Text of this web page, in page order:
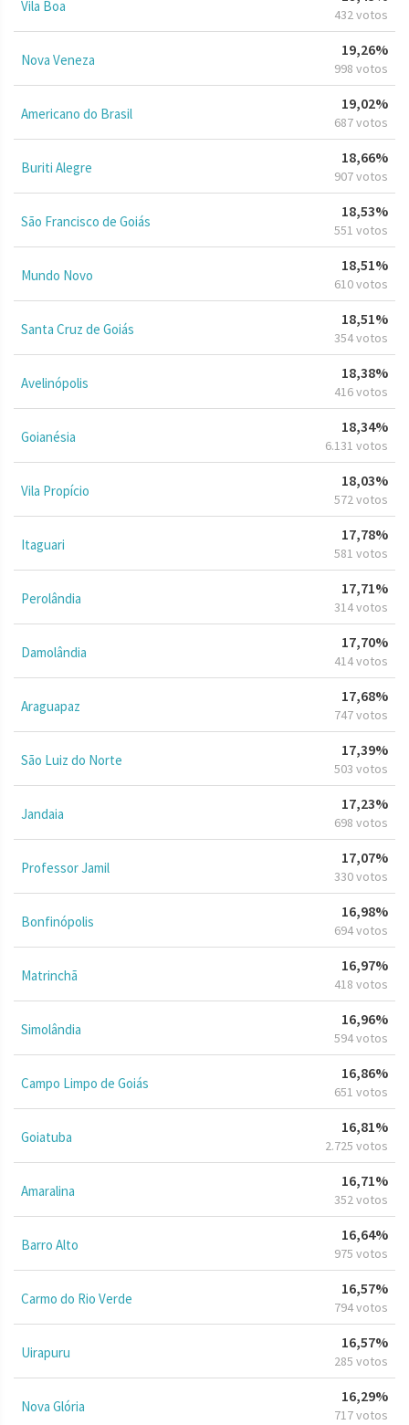
Vila Boa 432 votos
Nova Veneza
19,26%
998 votos
Americano do Brasil
19,02%
687 votos
Buriti Alegre
18,66%
907 votos
São Francisco de Goiás
18,53%
551 votos
Mundo Novo
18,51%
610 votos
Santa Cruz de Goiás
18,51%
354 votos
Avelinópolis
18,38%
416 votos
Goianésia
18,34%
6.131 votos
Vila Propício
18,03%
572 votos
Itaguari
17,78%
581 votos
Perolândia
17,71%
314 votos
Damolândia
17,70%
414 votos
Araguapaz
17,68%
747 votos
São Luiz do Norte
17,39%
503 votos
Jandaia
17,23%
698 votos
Professor Jamil
17,07%
330 votos
Bonfinópolis
16,98%
694 votos
Matrinchã
16,97%
418 votos
Simolândia
16,96%
594 votos
Campo Limpo de Goiás
16,86%
651 votos
Goiatuba
16,81%
2.725 votos
Amaralina
16,71%
352 votos
Barro Alto
16,64%
975 votos
Carmo do Rio Verde
16,57%
794 votos
Uirapuru
16,57%
285 votos
Nova Glória
16,29%
717 votos